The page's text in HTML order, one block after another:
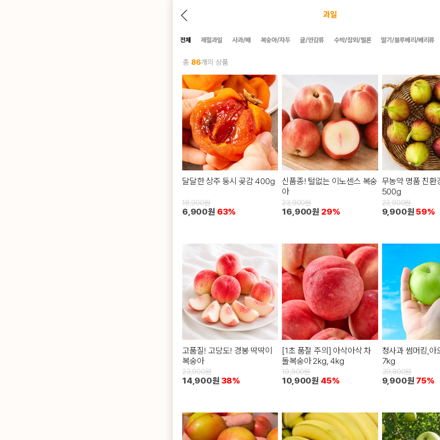
과일
전체 제철과일 사과/배 복숭아/자두 귤/만감류 수박/참외/멜론 딸기/블루베리/베리류
총 86개의 상품
달달한 상주 둥시 곶감 400g
18,900원
6,900원 63%
신품종! 털없는 이노센스 복숭
아
23,900원
16,900원 29%
무농약 명품 친환
500g
23,900원
9,900원 59%
고품질! 고당도! 경봉 딱딱이
복숭아
23,900원
14,900원 38%
[1초 품절 주의] 아삭아삭 차
돌복숭아 2kg, 4kg
19,900원
10,900원 45%
청사과 썸머킹,아
7kg
39,800원
9,900원 75%